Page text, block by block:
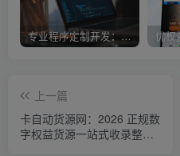
专业程序定制开发：从需求到落地，我们全程护航 优权
上一篇
卡自动货源网：2026 正规数
字权益货源一站式收录整合